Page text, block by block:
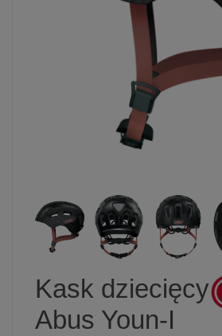
Kask dziecięcy
Abus Youn-I